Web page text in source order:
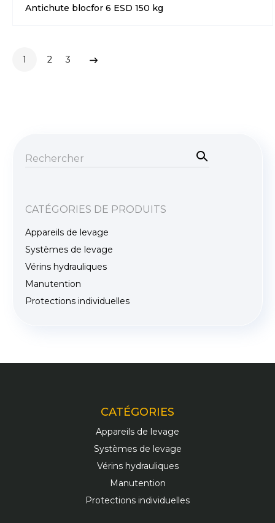
Antichute blocfor 6 ESD 150 kg
1 2 3
Recherche
her
che
CATÉGORIES DE PRODUITS
Appareils de levage
Systèmes de levage
Vérins hydrauliques
Manutention
Protections individuelles
CATÉGORIES
Appareils de levage
Systèmes de levage
Vérins hydrauliques
Manutention
Protections individuelles